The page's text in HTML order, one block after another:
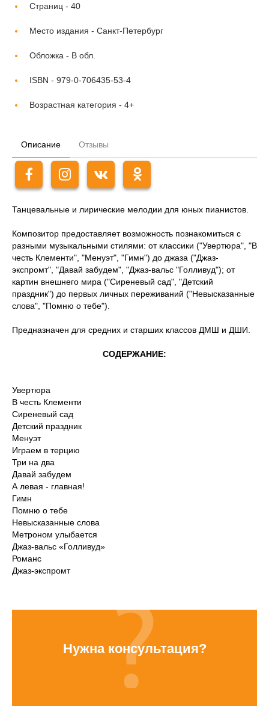
Страниц - 40
Место издания - Санкт-Петербург
Обложка - В обл.
ISBN - 979-0-706435-53-4
Возрастная категория - 4+
Описание Отзывы
Танцевальные и лирические мелодии для юных пианистов.
Композитор предоставляет возможность познакомиться с
разными музыкальными стилями: от классики ("Увертюра", "В
честь Клементи", "Менуэт", "Гимн") до джаза ("Джаз-
экспромт", "Давай забудем", "Джаз-вальс "Голливуд"); от
картин внешнего мира ("Сиреневый сад", "Детский
праздник") до первых личных переживаний ("Невысказанные
слова", "Помню о тебе").
Предназначен для средних и старших классов ДМШ и ДШИ.
СОДЕРЖАНИЕ:
Увертюра
В честь Клементи
Сиреневый сад
Детский праздник
Менуэт
Играем в терцию
Три на два
Давай забудем
А левая - главная!
Гимн
Помню о тебе
Невысказанные слова
Метроном улыбается
Джаз-вальс «Голливуд»
Романс
Джаз-экспромт
Нужна консультация?